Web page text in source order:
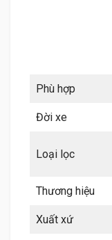
Phù hợp
Đời xe
Loại lọc
Thương hiệu
Xuất xứ